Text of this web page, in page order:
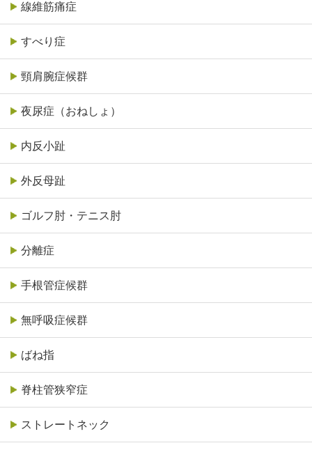
線維筋痛症
すべり症
頸肩腕症候群
夜尿症（おねしょ）
内反小趾
外反母趾
ゴルフ肘・テニス肘
分離症
手根管症候群
無呼吸症候群
ばね指
脊柱管狭窄症
ストレートネック